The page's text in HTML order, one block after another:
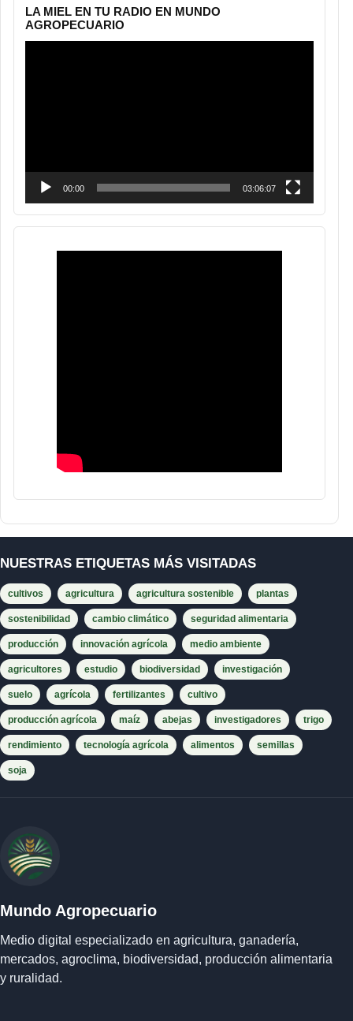
LA MIEL EN TU RADIO EN MUNDO
AGROPECUARIO
00:00 03:06:07
NUESTRAS ETIQUETAS MÁS VISITADAS
cultivos agricultura agricultura sostenible plantas
sostenibilidad cambio climático seguridad alimentaria
producción innovación agrícola medio ambiente
agricultores estudio biodiversidad investigación
suelo agrícola fertilizantes cultivo
producción agrícola maíz abejas investigadores trigo
rendimiento tecnología agrícola alimentos semillas
soja
Mundo Agropecuario
Medio digital especializado en agricultura, ganadería,
mercados, agroclima, biodiversidad, producción alimentaria
y ruralidad.